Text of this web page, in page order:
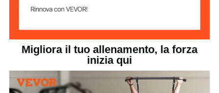
Migliora il tuo allenamento, la forza
inizia qui